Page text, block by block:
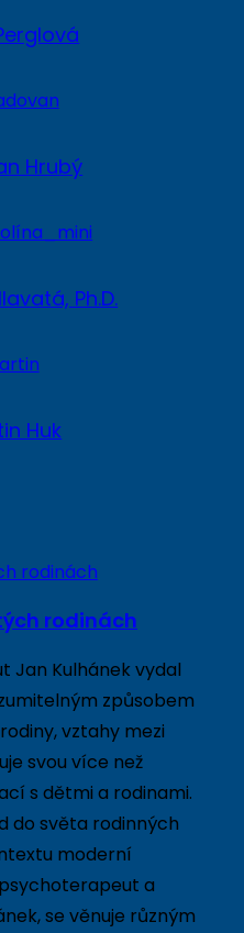
Hrubý
Ph.D.
Huk
rodinách
Jan Kulhánek vydal
způsobem
vztahy mezi
svou více než
s dětmi a rodinami.
do světa rodinných
moderní
a
se věnuje různým